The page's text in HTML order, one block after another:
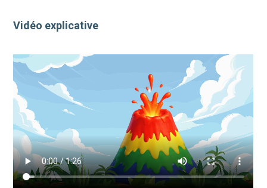
Vidéo explicative